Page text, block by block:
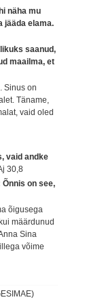
näha mu
jääda elama.
saanud,
maailma, et
Sinus on
Täname,
vaid oled
vaid andke
30,8
on see,
õigusega
määrdunud
Sina
võime